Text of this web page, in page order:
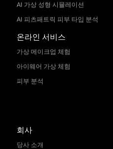
AI 가상 성형 시뮬레이션
AI 피츠패트릭 피부 타입 분석
온라인 서비스
가상 메이크업 체험
아이웨어 가상 체험
피부 분석
회사
당사 소개